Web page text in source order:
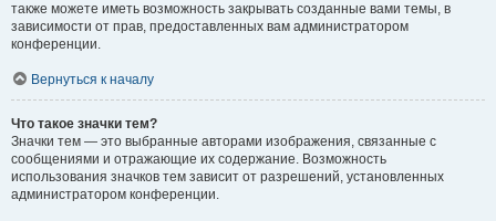
также можете иметь возможность закрывать созданные вами темы, в
зависимости от прав, предоставленных вам администратором
конференции.
Вернуться к началу
Что такое значки тем?
Значки тем — это выбранные авторами изображения, связанные с
сообщениями и отражающие их содержание. Возможность
использования значков тем зависит от разрешений, установленных
администратором конференции.